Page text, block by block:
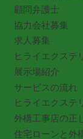
顧問弁護士
協力会社募集
求人募集
ヒライエクステ
展示場紹介
サービスの流れ
ヒライエクステ
外構工事店の正
住宅ローンと外